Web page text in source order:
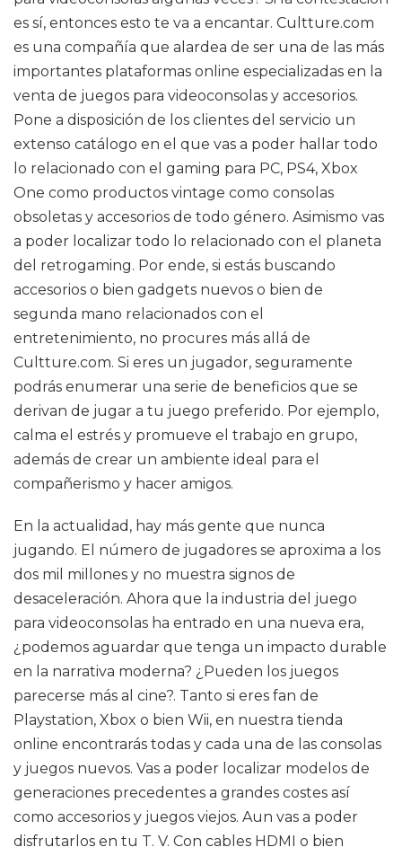
es sí, entonces esto te va a encantar. Cultture.com
es una compañía que alardea de ser una de las más
importantes plataformas online especializadas en la
venta de juegos para videoconsolas y accesorios.
Pone a disposición de los clientes del servicio un
extenso catálogo en el que vas a poder hallar todo
lo relacionado con el gaming para PC, PS4, Xbox
One como productos vintage como consolas
obsoletas y accesorios de todo género. Asimismo vas
a poder localizar todo lo relacionado con el planeta
del retrogaming. Por ende, si estás buscando
accesorios o bien gadgets nuevos o bien de
segunda mano relacionados con el
entretenimiento, no procures más allá de
Cultture.com. Si eres un jugador, seguramente
podrás enumerar una serie de beneficios que se
derivan de jugar a tu juego preferido. Por ejemplo,
calma el estrés y promueve el trabajo en grupo,
además de crear un ambiente ideal para el
compañerismo y hacer amigos.
En la actualidad, hay más gente que nunca
jugando. El número de jugadores se aproxima a los
dos mil millones y no muestra signos de
desaceleración. Ahora que la industria del juego
para videoconsolas ha entrado en una nueva era,
¿podemos aguardar que tenga un impacto durable
en la narrativa moderna? ¿Pueden los juegos
parecerse más al cine?. Tanto si eres fan de
Playstation, Xbox o bien Wii, en nuestra tienda
online encontrarás todas y cada una de las consolas
y juegos nuevos. Vas a poder localizar modelos de
generaciones precedentes a grandes costes así
como accesorios y juegos viejos. Aun vas a poder
disfrutarlos en tu T. V. Con cables HDMI o bien